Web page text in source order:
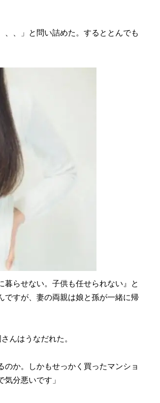
、」と問い詰めた。するととんでも
暮らせない。子供も任せられない』と
ですが、妻の両親は娘と孫が一緒に帰
んはうなだれた。
のか。しかもせっかく買ったマンショ
分悪いです」